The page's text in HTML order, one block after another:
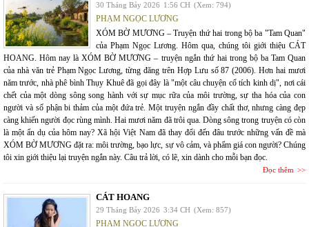
30 Tháng Bảy 2026 1:56 CH (Xem: 794)
PHẠM NGỌC LƯƠNG
XÓM BỜ MƯƠNG – Truyện thứ hai trong bộ ba "Tam Quan"
của Phạm Ngọc Lương. Hôm qua, chúng tôi giới thiệu CÁT
HOANG. Hôm nay là XÓM BỜ MƯƠNG – truyện ngắn thứ hai trong bộ ba Tam Quan
của nhà văn trẻ Phạm Ngọc Lương, từng đăng trên Hợp Lưu số 87 (2006). Hơn hai mươi
năm trước, nhà phê bình Thụy Khuê đã gọi đây là "một câu chuyện cổ tích kinh dị", nơi cái
chết của một dòng sông song hành với sự mục rữa của môi trường, sự tha hóa của con
người và số phận bi thảm của một đứa trẻ. Một truyện ngắn đầy chất thơ, nhưng càng đẹp
càng khiến người đọc rùng mình. Hai mươi năm đã trôi qua. Dòng sông trong truyện có còn
là một ẩn dụ của hôm nay? Xã hội Việt Nam đã thay đổi đến đâu trước những vấn đề mà
XÓM BỜ MƯƠNG đặt ra: môi trường, bạo lực, sự vô cảm, và phẩm giá con người? Chúng
tôi xin giới thiệu lại truyện ngắn này. Câu trả lời, có lẽ, xin dành cho mỗi bạn đọc.
Đọc thêm
CÁT HOANG
29 Tháng Bảy 2026 3:34 CH (Xem: 857)
PHẠM NGỌC LƯƠNG